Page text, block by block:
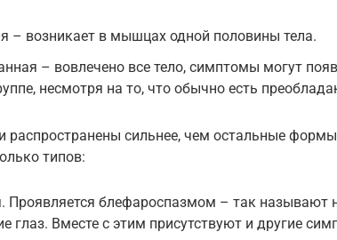
– возникает в мышцах одной половины тела.
– вовлечено все тело, симптомы могут
несмотря на то, что обычно есть
распространены сильнее, чем остальные
типов:
Проявляется блефароспазмом – так называют
глаз. Вместе с этим присутствуют и другие